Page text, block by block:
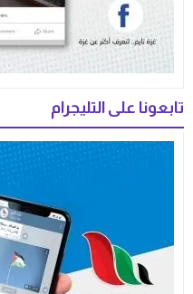
تابعونا على التليجرام